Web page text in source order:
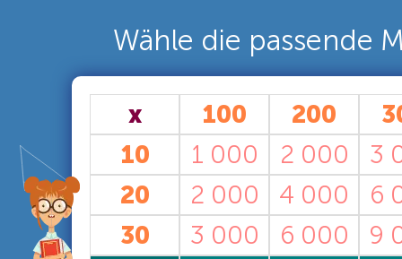
Wähle die passende
x 100 200
10
1 000 2 000
3
20
2 000 4 000
6
30
3 000 6 000
9